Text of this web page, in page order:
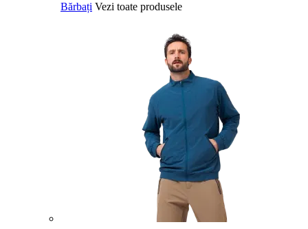
Bărbați Vezi toate produsele